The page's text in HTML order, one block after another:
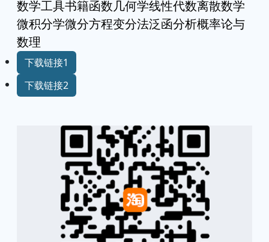
【现货正版】数学手册原书第10版第十版 学
数学工具书籍函数几何学线性代数离散数学
微积分学微分方程变分法泛函分析概率论与
下载链接1